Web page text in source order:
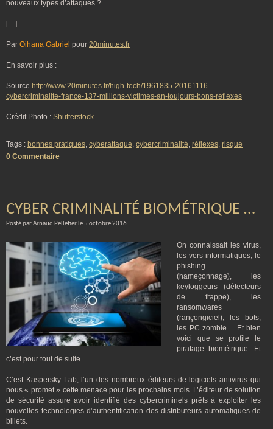
nouveaux types d’attaques ?
[…]
Par Oihana Gabriel pour 20minutes.fr
En savoir plus :
Source http://www.20minutes.fr/high-tech/1961835-20161116-
cybercriminalite-france-137-millions-victimes-an-toujours-bons-reflexes
Crédit Photo : Shutterstock
Tags : bonnes pratiques, cyberattaque, cybercriminalité, réflexes, risque
0 Commentaire
CYBER CRIMINALITÉ BIOMÉTRIQUE …
Posté par Arnaud Pelletier le 5 octobre 2016
On connaissait les virus,
les vers informatiques, le
phishing
(hameçonnage), les
keyloggeurs (détecteurs
de frappe), les
ransomwares
(rançongiciel), les bots,
les PC zombie… Et bien
voici que se profile le
piratage biométrique. Et
c’est pour tout de suite.
C’est Kaspersky Lab, l’un des nombreux éditeurs de logiciels antivirus qui
nous « promet » cette menace pour les prochains mois. L’éditeur de solution
de sécurité assure avoir identifié des cybercriminels prêts à exploiter les
nouvelles technologies d’authentification des distributeurs automatiques de
billets.